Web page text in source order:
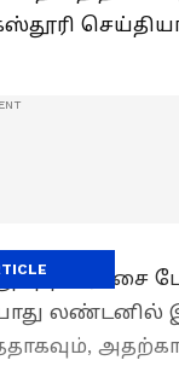
சர்ச்சை
லண்டனில்